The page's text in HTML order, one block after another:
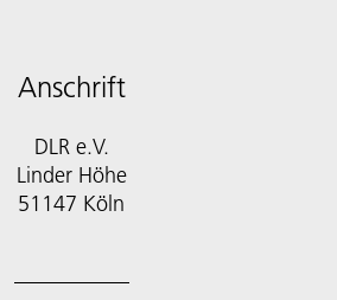
Anschrift
DLR e.V.
Linder Höhe
51147 Köln